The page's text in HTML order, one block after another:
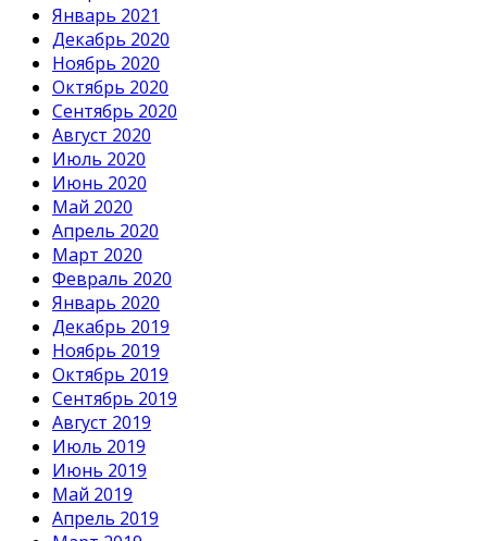
Январь 2021
Декабрь 2020
Ноябрь 2020
Октябрь 2020
Сентябрь 2020
Август 2020
Июль 2020
Июнь 2020
Май 2020
Апрель 2020
Март 2020
Февраль 2020
Январь 2020
Декабрь 2019
Ноябрь 2019
Октябрь 2019
Сентябрь 2019
Август 2019
Июль 2019
Июнь 2019
Май 2019
Апрель 2019